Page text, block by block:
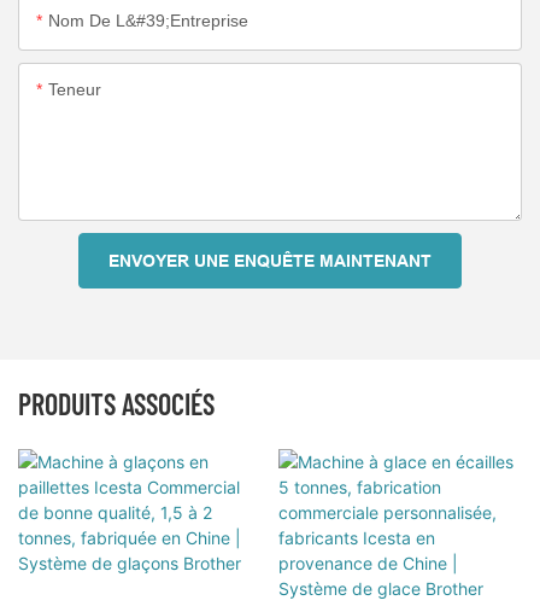
Nom De L&#39;entreprise
Teneur
ENVOYER UNE ENQUÊTE MAINTENANT
PRODUITS ASSOCIÉS